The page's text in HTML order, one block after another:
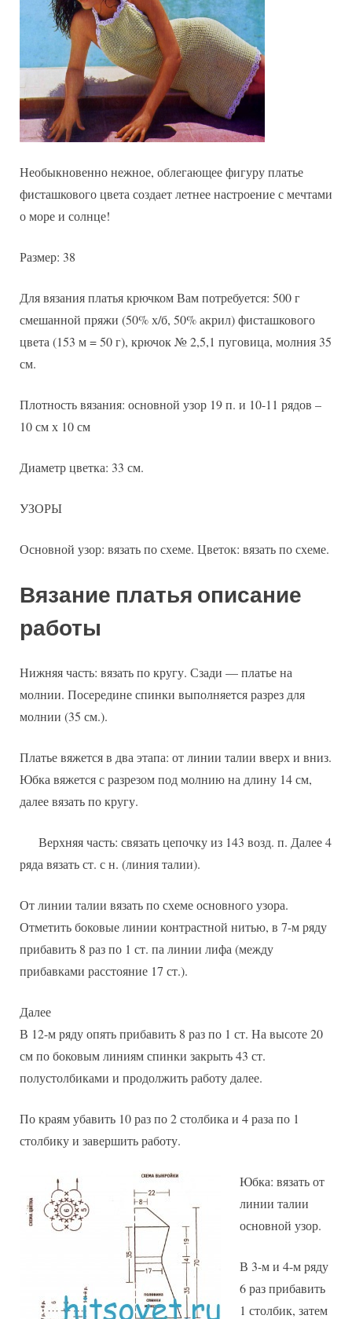
схема
Необыкновенно нежное, облегающее фигуру платье
фисташкового цвета создает летнее настроение с мечтами
о море и солнце!
Размер: 38
Для вязания платья крючком Вам потребуется: 500 г
смешанной пряжи (50% х/б, 50% акрил) фисташкового
цвета (153 м = 50 г), крючок № 2,5,1 пуговица, молния 35
см.
Плотность вязания: основной узор 19 п. и 10-11 рядов –
10 см х 10 см
Диаметр цветка: 33 см.
УЗОРЫ
Основной узор: вязать по схеме. Цветок: вязать по схеме.
Вязание платья описание
работы
Нижняя часть: вязать по кругу. Сзади — платье на
молнии. Посередине спинки выполняется разрез для
молнии (35 см.).
Платье вяжется в два этапа: от линии талии вверх и вниз.
Юбка вяжется с разрезом под молнию на длину 14 см,
далее вязать по кругу.
Верхняя часть: связать цепочку из 143 возд. п. Далее 4
ряда вязать ст. с н. (линия талии).
От линии талии вязать по схеме основного узора.
Отметить боковые линии контрастной нитью, в 7-м ряду
прибавить 8 раз по 1 ст. па линии лифа (между
прибавками расстояние 17 ст.).
Далее
В 12-м ряду опять прибавить 8 раз по 1 ст. На высоте 20
см по боковым линиям спинки закрыть 43 ст.
полустолбиками и продолжить работу далее.
По краям убавить 10 раз по 2 столбика и 4 раза по 1
столбику и завершить работу.
Юбка: вязать от
линии талии
основной узор.
В 3-м и 4-м ряду
6 раз прибавить
1 столбик, затем